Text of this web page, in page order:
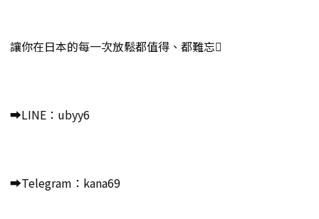
讓你在日本的每一次放鬆都值得、都難忘
➡️LINE：ubyy6
➡️Telegram：kana69